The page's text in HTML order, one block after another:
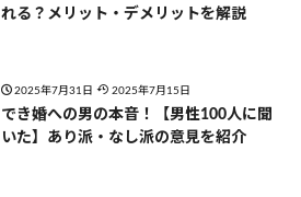
れる？メリット・デメリットを解説
2025年7月31日 2025年7月15日
でき婚への男の本音！【男性100人に聞
いた】あり派・なし派の意見を紹介